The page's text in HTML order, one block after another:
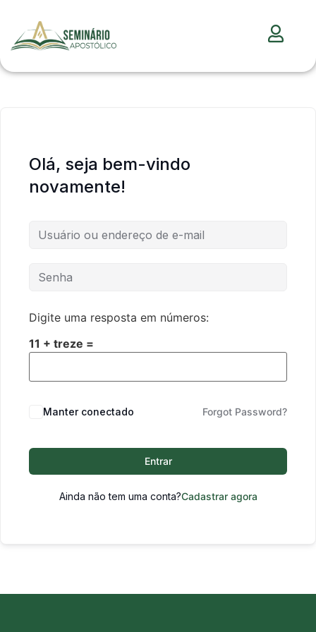
Olá, seja bem-vindo
novamente!
Digite uma resposta em números:
11 + treze =
Manter conectado Forgot Password?
Entrar
Ainda não tem uma conta?Cadastrar agora